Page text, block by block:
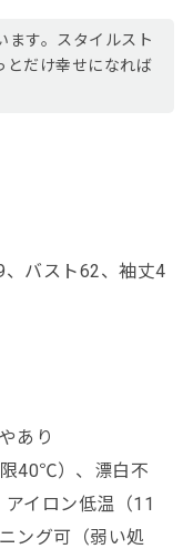
ます。スタイルスト
とだけ幸せになれば
バスト62、袖丈4
あり
40℃）、漂白不
イロン低温（11
ング可（弱い処